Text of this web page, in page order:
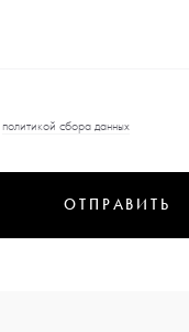
политикой сбора данных
ОТПРАВИТЬ